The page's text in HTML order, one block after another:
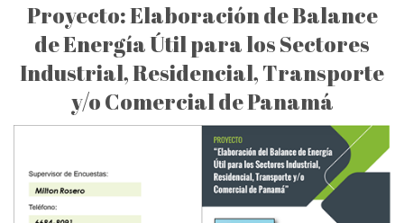
Proyecto: Elaboración de Balance
de Energía Útil para los Sectores
Industrial, Residencial, Transporte
y/o Comercial de Panamá